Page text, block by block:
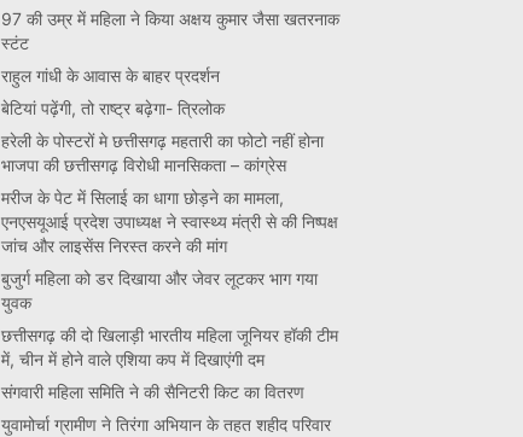
97 की उम्र में महिला ने किया अक्षय कुमार जैसा खतरनाक
स्टंट
राहुल गांधी के आवास के बाहर प्रदर्शन
बेटियां पढ़ेंगी, तो राष्ट्र बढ़ेगा- त्रिलोक
हरेली के पोस्टरों मे छत्तीसगढ़ महतारी का फोटो नहीं होना
भाजपा की छत्तीसगढ़ विरोधी मानसिकता – कांग्रेस
मरीज के पेट में सिलाई का धागा छोड़ने का मामला,
एनएसयूआई प्रदेश उपाध्यक्ष ने स्वास्थ्य मंत्री से की निष्पक्ष
जांच और लाइसेंस निरस्त करने की मांग
बुजुर्ग महिला को डर दिखाया और जेवर लूटकर भाग गया
युवक
छत्तीसगढ़ की दो खिलाड़ी भारतीय महिला जूनियर हॉकी टीम
में, चीन में होने वाले एशिया कप में दिखाएंगी दम
संगवारी महिला समिति ने की सैनिटरी किट का वितरण
युवामोर्चा ग्रामीण ने तिरंगा अभियान के तहत शहीद परिवार